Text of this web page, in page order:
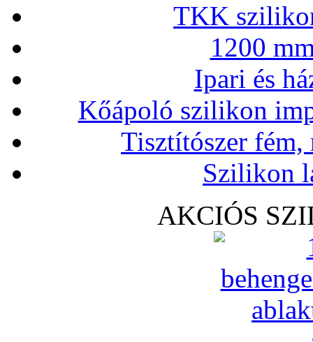
TKK
1200
Ipari és
Kőápoló szilikon
Tisztítószer
Szilikon
AKCIÓS